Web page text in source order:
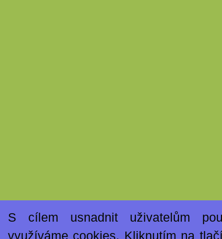
S cílem usnadnit uživatelům
využíváme cookies. Kliknutím na